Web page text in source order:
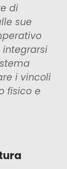
di
sue
i vincoli
fisico e